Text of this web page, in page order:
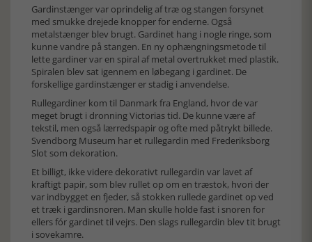
Gardinstænger var oprindelig af træ og stangen forsynet
med smukke drejede knopper for enderne. Også
metalstænger blev brugt. Gardinet hang i nogle ringe, som
kunne vandre på stangen. En ny ophængningsmetode til
lette gardiner var en spiral af metal overtrukket med plastik.
Spiralen blev sat igennem en løbegang i gardinet. De
forskellige gardinstænger er stadig i anvendelse.
Rullegardiner kom til Danmark fra England, hvor de var
meget brugt i dronning Victorias tid. De kunne være af
tekstil, men også lærredspapir og ofte med påtrykt billede.
Svendborg Museum har et rullegardin med Frederiksborg
Slot som dekoration.
Et billigt, ikke videre dekorativt rullegardin var lavet af
kraftigt papir, som blev rullet op om en træstok, hvori der
var indbygget en fjeder, så stokken rullede gardinet op ved
et træk i gardinsnoren. Man skulle holde fast i snoren for
ellers fór gardinet til vejrs. Den slags rullegardin blev tit brugt
i sovekamre.